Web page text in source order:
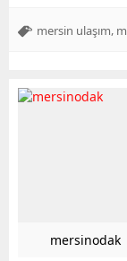
mersin ulaşım
mersinodak